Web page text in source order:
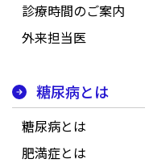
診療時間のご案内
外来担当医
糖尿病とは
糖尿病とは
肥満症とは